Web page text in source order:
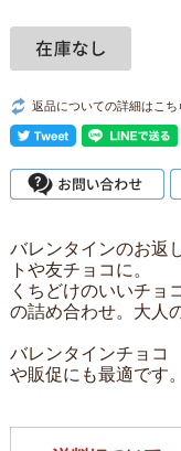
返品についての詳細はこち
バレンタインのお返
トや友チョコに。
くちどけのいいチョ
の詰め合わせ。大人
バレンタインチョ
や販促にも最適です。